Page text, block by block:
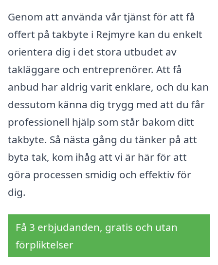
Genom att använda vår tjänst för att få
offert på takbyte i Rejmyre kan du enkelt
orientera dig i det stora utbudet av
takläggare och entreprenörer. Att få
anbud har aldrig varit enklare, och du kan
dessutom känna dig trygg med att du får
professionell hjälp som står bakom ditt
takbyte. Så nästa gång du tänker på att
byta tak, kom ihåg att vi är här för att
göra processen smidig och effektiv för
dig.
Få 3 erbjudanden, gratis och utan
förpliktelser